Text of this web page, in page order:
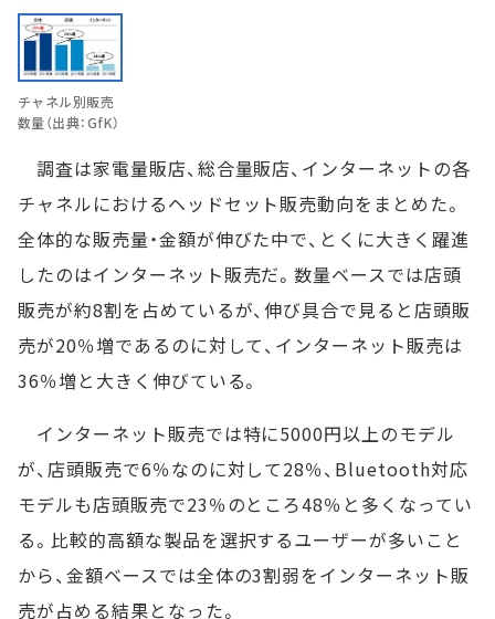
チャネル別販売
数量（出典：GfK）
調査は家電量販店、総合量販店、インターネットの各
チャネルにおけるヘッドセット販売動向をまとめた。
全体的な販売量・金額が伸びた中で、とくに大きく躍進
したのはインターネット販売だ。数量ベースでは店頭
販売が約8割を占めているが、伸び具合で見ると店頭販
売が20％増であるのに対して、インターネット販売は
36％増と大きく伸びている。
インターネット販売では特に5000円以上のモデル
が、店頭販売で6％なのに対して28％、Bluetooth対応
モデルも店頭販売で23％のところ48％と多くなってい
る。比較的高額な製品を選択するユーザーが多いこと
から、金額ベースでは全体の3割弱をインターネット販
売が占める結果となった。